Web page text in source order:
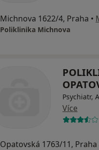
Michnova 1622/4, Praha •
Poliklinika Michnova
Psychiatr,
Více
Opatovská 1763/11, Praha